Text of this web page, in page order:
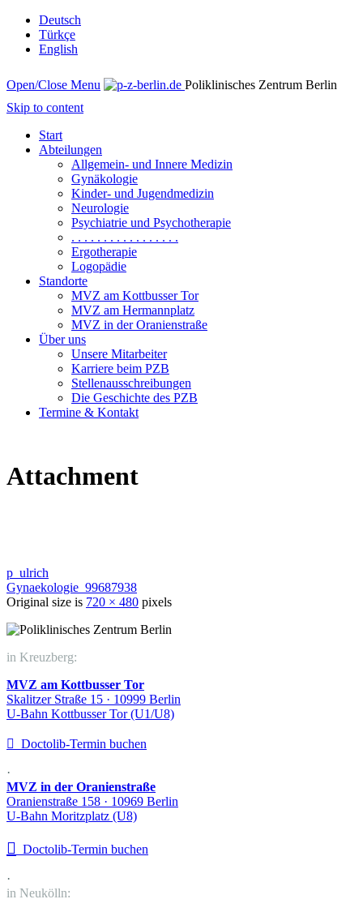
Deutsch
Türkçe
English
Open/Close Menu
Poliklinisches Zentrum Berlin
Skip to content
Start
Abteilungen
Allgemein- und Innere Medizin
Gynäkologie
Kinder- und Jugendmedizin
Neurologie
Psychiatrie und Psychotherapie
. . . . . . . . . . . . . . . . .
Ergotherapie
Logopädie
Standorte
MVZ am Kottbusser Tor
MVZ am Hermannplatz
MVZ in der Oranienstraße
Über uns
Unsere Mitarbeiter
Karriere beim PZB
Stellenausschreibungen
Die Geschichte des PZB
Termine & Kontakt
Attachment
p_ulrich
Gynaekologie_99687938
Original size is 720 × 480 pixels
in Kreuzberg:
MVZ am Kottbusser Tor
Skalitzer Straße 15 · 10999 Berlin
U-Bahn Kottbusser Tor (U1/U8)
 Doctolib-Termin buchen
·
MVZ in der Oranienstraße
Oranienstraße 158 · 10969 Berlin
U-Bahn Moritzplatz (U8)
 Doctolib-Termin buchen
·
in Neukölln: